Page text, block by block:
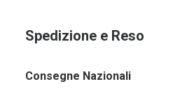
Spedizione e Reso
Consegne Nazionali